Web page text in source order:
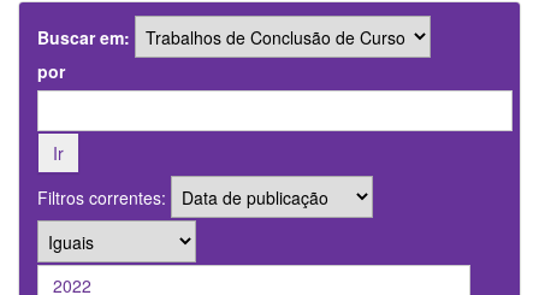
Buscar em:
por
Filtros correntes: